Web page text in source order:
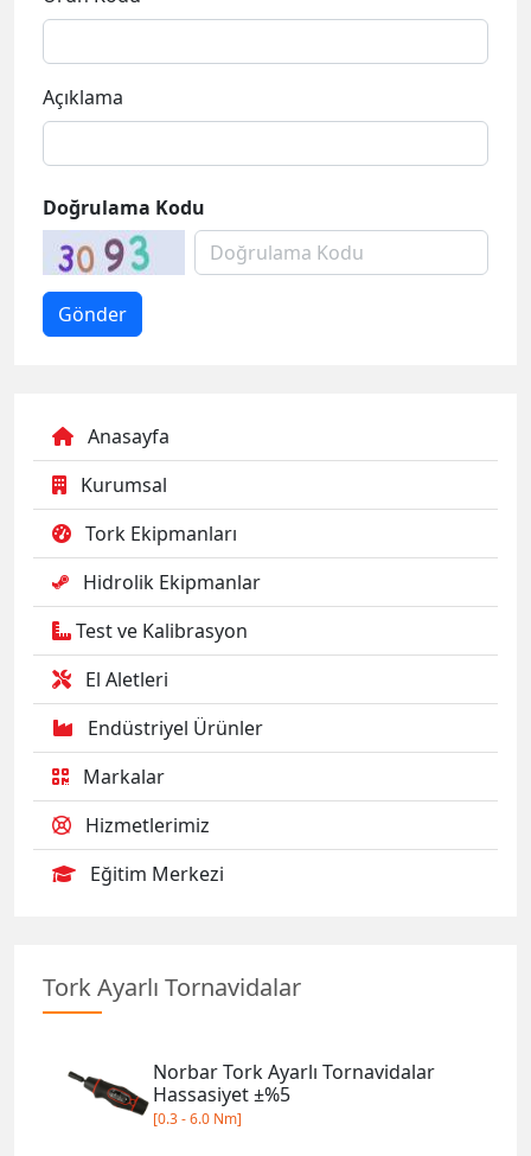
Açıklama
Doğrulama Kodu
Anasayfa
Kurumsal
Tork Ekipmanları
Hidrolik Ekipmanlar
Test ve Kalibrasyon
El Aletleri
Endüstriyel Ürünler
Markalar
Hizmetlerimiz
Eğitim Merkezi
Tork Ayarlı Tornavidalar
Norbar Tork Ayarlı Tornavidalar
Hassasiyet ±%5
[0.3 - 6.0 Nm]